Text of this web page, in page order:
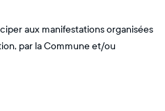
aux manifestations organisées
par la Commune et/ou